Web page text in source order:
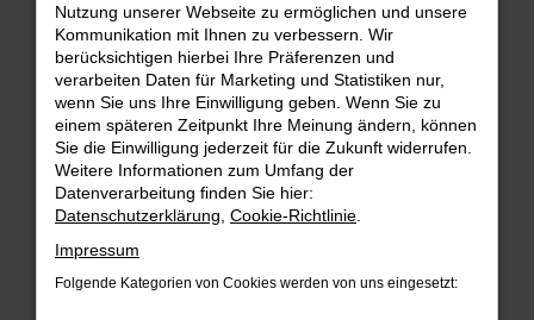
Fehler: Network Error
Beim Laden ist ein Fehler aufgetreten.
Hier sind ein paar Tipps, die dir helfen können:
Überprüfe deine Firewall und deine
Internetverbindung.
Laden andere Webseiten, zum Beispiel
deine Suchmaschine?
Nutzung unserer Webseite zu ermöglichen und unsere
Kommunikation mit Ihnen zu verbessern. Wir
berücksichtigen hierbei Ihre Präferenzen und
verarbeiten Daten für Marketing und Statistiken nur,
wenn Sie uns Ihre Einwilligung geben. Wenn Sie zu
einem späteren Zeitpunkt Ihre Meinung ändern, können
Sie die Einwilligung jederzeit für die Zukunft widerrufen.
Weitere Informationen zum Umfang der
Datenverarbeitung finden Sie hier:
Datenschutzerklärung Cookie-Richtlinie
Impressum
Folgende Kategorien von Cookies werden von uns eingesetzt: